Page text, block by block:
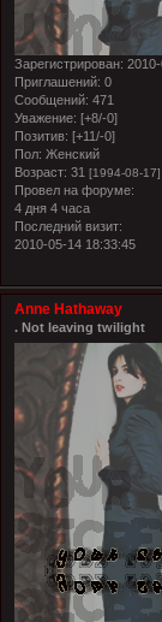
Зарегистрирован:
Приглашений: 0
Сообщений: 471
Уважение: [+8/-0]
Позитив: [+11/-0]
Пол: Женский
Возраст: 31 [1994-08-17]
Провел на форуме:
4 дня 4 часа
Последний визит:
2010-05-14 18:33:45
Anne Hathaway
. Not leaving twilight